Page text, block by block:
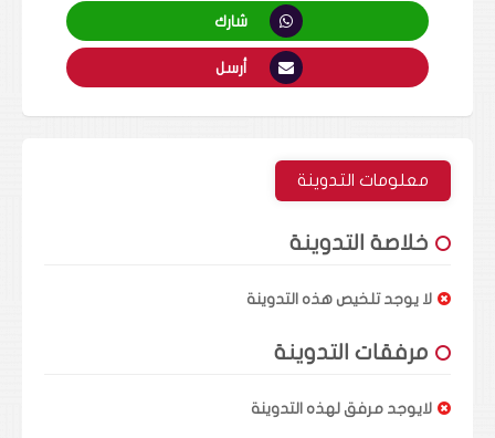
شارك
أرسل
معلومات التدوينة
خلاصة التدوينة
لا يوجد تلخيص هذه التدوينة
مرفقات التدوينة
لايوجد مرفق لهذه التدوينة